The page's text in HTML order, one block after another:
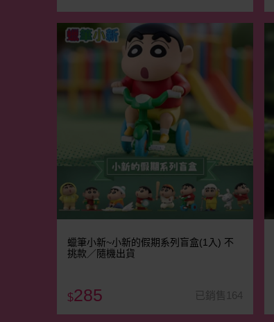
蠟筆小新~小新的假期系列盲盒(1入) 不
挑款／隨機出貨
$285 已銷售164